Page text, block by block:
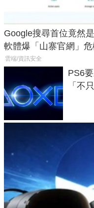
Google搜尋首位竟然
軟體爆「山寨官網」
雲端/資訊安全
PS6
「不